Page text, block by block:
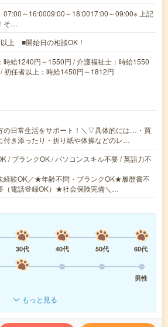
07:00～16:0009:00～18:0017:00～09:00※ 上記
そ…
上 ■開始日の相談OK！
時給1240円～1550円 / 介護福祉士：時給1550
初任者以上：時給1450円～1812円
の日常生活をサポート！＼▽具体的には…・買
付き添ったり・折り紙や体操などのレ…
/ ブランクOK / パソコンスキル不要 / 英語力不
経験OK／★年齢不問・ブランクOK★履歴書不
（電話登録OK）★社会保険完備＼…
30代 40代 50代
60代
男性
もっと見る